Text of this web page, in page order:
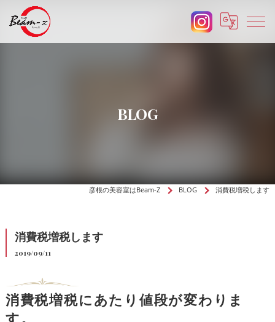
BLOG
彦根の美容室はBeam-Z BLOG 消費税増税します
消費税増税します
2019/09/11
消費税増税にあたり値段が変わりま
す。